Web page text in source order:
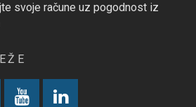
svoje račune uz pogodnost iz